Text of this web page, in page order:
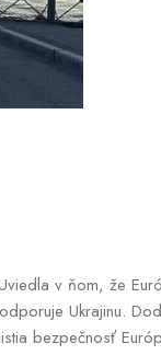
v ňom, že
Ukrajinu.
bezpečnosť